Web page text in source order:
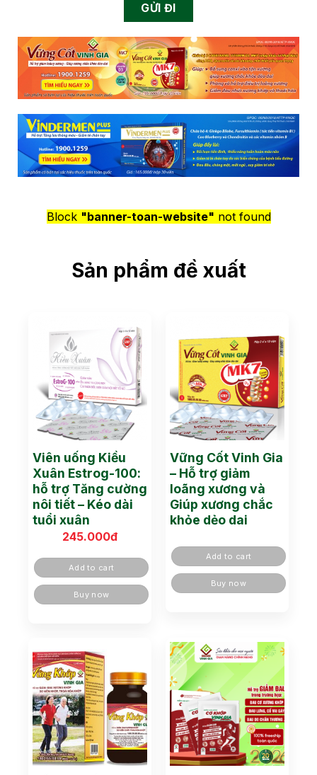
Block "banner-toan-website" not found
Sản phẩm đề xuất
Viên uống Kiều
Xuân Estrog-100:
hỗ trợ Tăng cường
nôi tiết – Kéo dài
tuổi xuân
245.000đ
Add to cart
Buy now
Vững Cốt Vinh Gia
– Hỗ trợ giảm
loãng xương và
Giúp xương chắc
khỏe dẻo dai
Add to cart
Buy now